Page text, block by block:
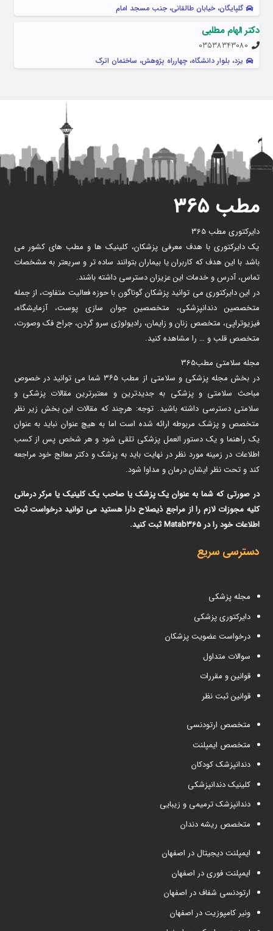
گلپایگان، خیابان طالقانی، جنب مسجد امام
دکتر الهام مطلبی
03538343080
یزد، بلوار دانشگاه، چهارراه پژوهش، ساختمان اترک
مطب ۳۶۵
دایرکتوری مطب 365
یک دایرکتوری با هدف معرفی پزشکان، کلینیک ها و مطب های کشور می
باشد با این هدف که کاربران یا بیماران بتوانند ساده تر و سریعتر به مشخصات
تماس، آدرس و خدمات این عزیزان دسترسی داشته باشند.
در این دایرکتوری می توانید پزشکان گوناگون با حوزه فعالیت متفاوت، از جمله
متخصصین دندانپزشکی، متخصصین جوان سازی پوست، آزمایشگاه،
فیزیوتراپی، متخصص زنان و زایمان، رادیولوژی سرو گردن، جراح فک وصورت،
متخصص قلب و … را مشاهده کنید.
مجله سلامتی مطب365
در بخش مجله پزشکی و سلامتی از مطب ۳۶۵ شما می توانید در خصوص
مباحث سلامتی و پزشکی به جدیدترین و معتبرترین مقالات پزشکی و
سلامتی دسترسی داشته باشید. توجه: هرچند که مقالات این بخش زیر نظر
متخصص و پزشک مربوطه ارائه شده است اما به هیچ عنوان نباید به عنوان
یک راهنما و یک دستور العمل پزشکی تلقی شود و هر شخص پس از کسب
اطلاعات در زمینه مورد نظر در نهایت باید به پزشک و دکتر معالج خود مراجعه
کند و تحت نظر ایشان درمان و مداوا شود.
در صورتی که شما به عنوان یک پزشک یا صاحب یک کلینیک یا مرکر درمانی
کلیه مجوزات لازم را از مراجع ذیصلاح دارا هستید می توانید درخواست ثبت
اطلاعات خود را در Matab365 ثبت کنید.
دسترسی سریع
مجله پزشکی
دایرکتوری پزشکی
درخواست عضویت پزشکان
سوالات متداول
قوانین و مقررات
قوانین ثبت نظر
متخصص ارتودنسی
متخصص ایمپلنت
دندانپزشک کودکان
کلینیک دندانپزشکی
دندانپزشک ترمیمی و زیبایی
متخصص ریشه دندان
ایمپلنت دیجیتال در اصفهان
ایمپلنت فوری در اصفهان
ارتودنسی شفاف در اصفهان
ونیر کامپوزیت در اصفهان